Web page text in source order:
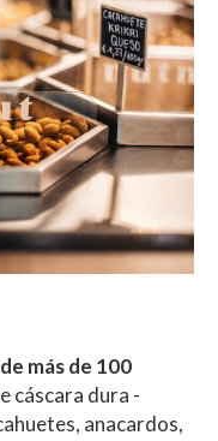
más de 100
cáscara dura -
anacardos,